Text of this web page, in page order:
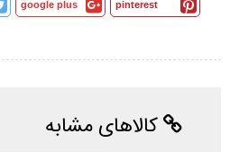
google plus pinterest
کالاهای مشابه